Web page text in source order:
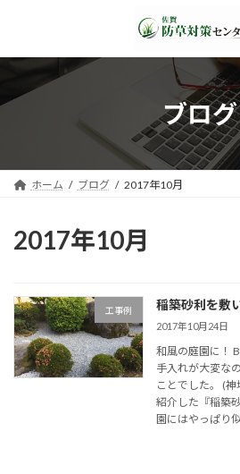
ン
へ
プ
ー
ョ
動
ブログ
ホーム ブログ 2017年10月
2017年10月
工事例 稲築砂利を敷
2017年10月24日
和風の庭園に！
手入れが大変な
ことでした。 (
紹介した『稲築
園にはやっぱり